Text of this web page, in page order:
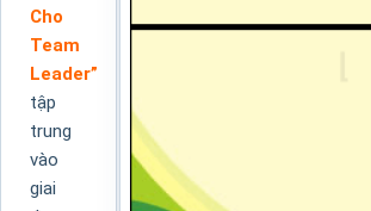
Cho
Team
Leader”
tập
trung
vào
giai